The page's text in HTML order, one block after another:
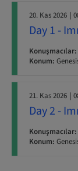
20. Kas 2026 |
Day 1 -
Konuşmacılar:
Konum:
21. Kas 2026 |
Day 2 -
Konuşmacılar:
Konum: